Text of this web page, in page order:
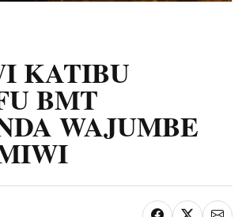
KATIBU
BMT
WAJUMBE